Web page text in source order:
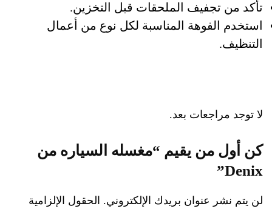
تأكد من تجفيف الملحقات قبل التخزين.
استخدم الفوهة المناسبة لكل نوع من أعمال
التنظيف.
لا توجد مراجعات بعد.
كن أول من يقيم “مغسله السياره من
Denix”
لن يتم نشر عنوان بريدك الإلكتروني. الحقول الإلزامية